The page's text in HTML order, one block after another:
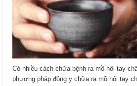
Có nhiều cách chữa bệnh ra mồ hôi tay
phương pháp đông y chữa ra mồ hôi tay